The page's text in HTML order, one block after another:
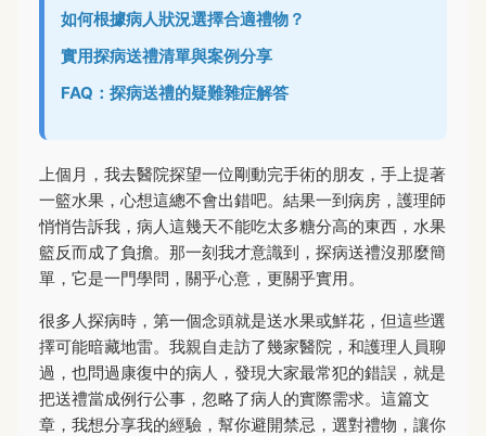
如何根據病人狀況選擇合適禮物？
實用探病送禮清單與案例分享
FAQ：探病送禮的疑難雜症解答
上個月，我去醫院探望一位剛動完手術的朋友，手上提著
一籃水果，心想這總不會出錯吧。結果一到病房，護理師
悄悄告訴我，病人這幾天不能吃太多糖分高的東西，水果
籃反而成了負擔。那一刻我才意識到，探病送禮沒那麼簡
單，它是一門學問，關乎心意，更關乎實用。
很多人探病時，第一個念頭就是送水果或鮮花，但這些選
擇可能暗藏地雷。我親自走訪了幾家醫院，和護理人員聊
過，也問過康復中的病人，發現大家最常犯的錯誤，就是
把送禮當成例行公事，忽略了病人的實際需求。這篇文
章，我想分享我的經驗，幫你避開禁忌，選對禮物，讓你